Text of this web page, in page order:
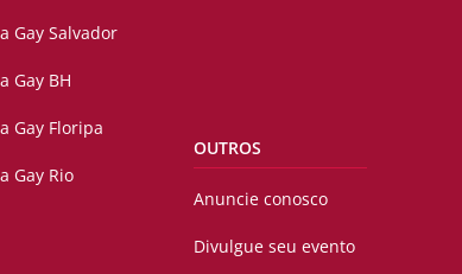
Gay Salvador
Gay BH
Gay Floripa
Gay Rio
OUTROS
Anuncie conosco
Divulgue seu evento